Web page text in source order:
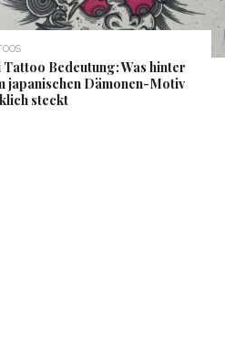
Tattoo Bedeutung: Was hinter
japanischen Dämonen-Motiv
steckt